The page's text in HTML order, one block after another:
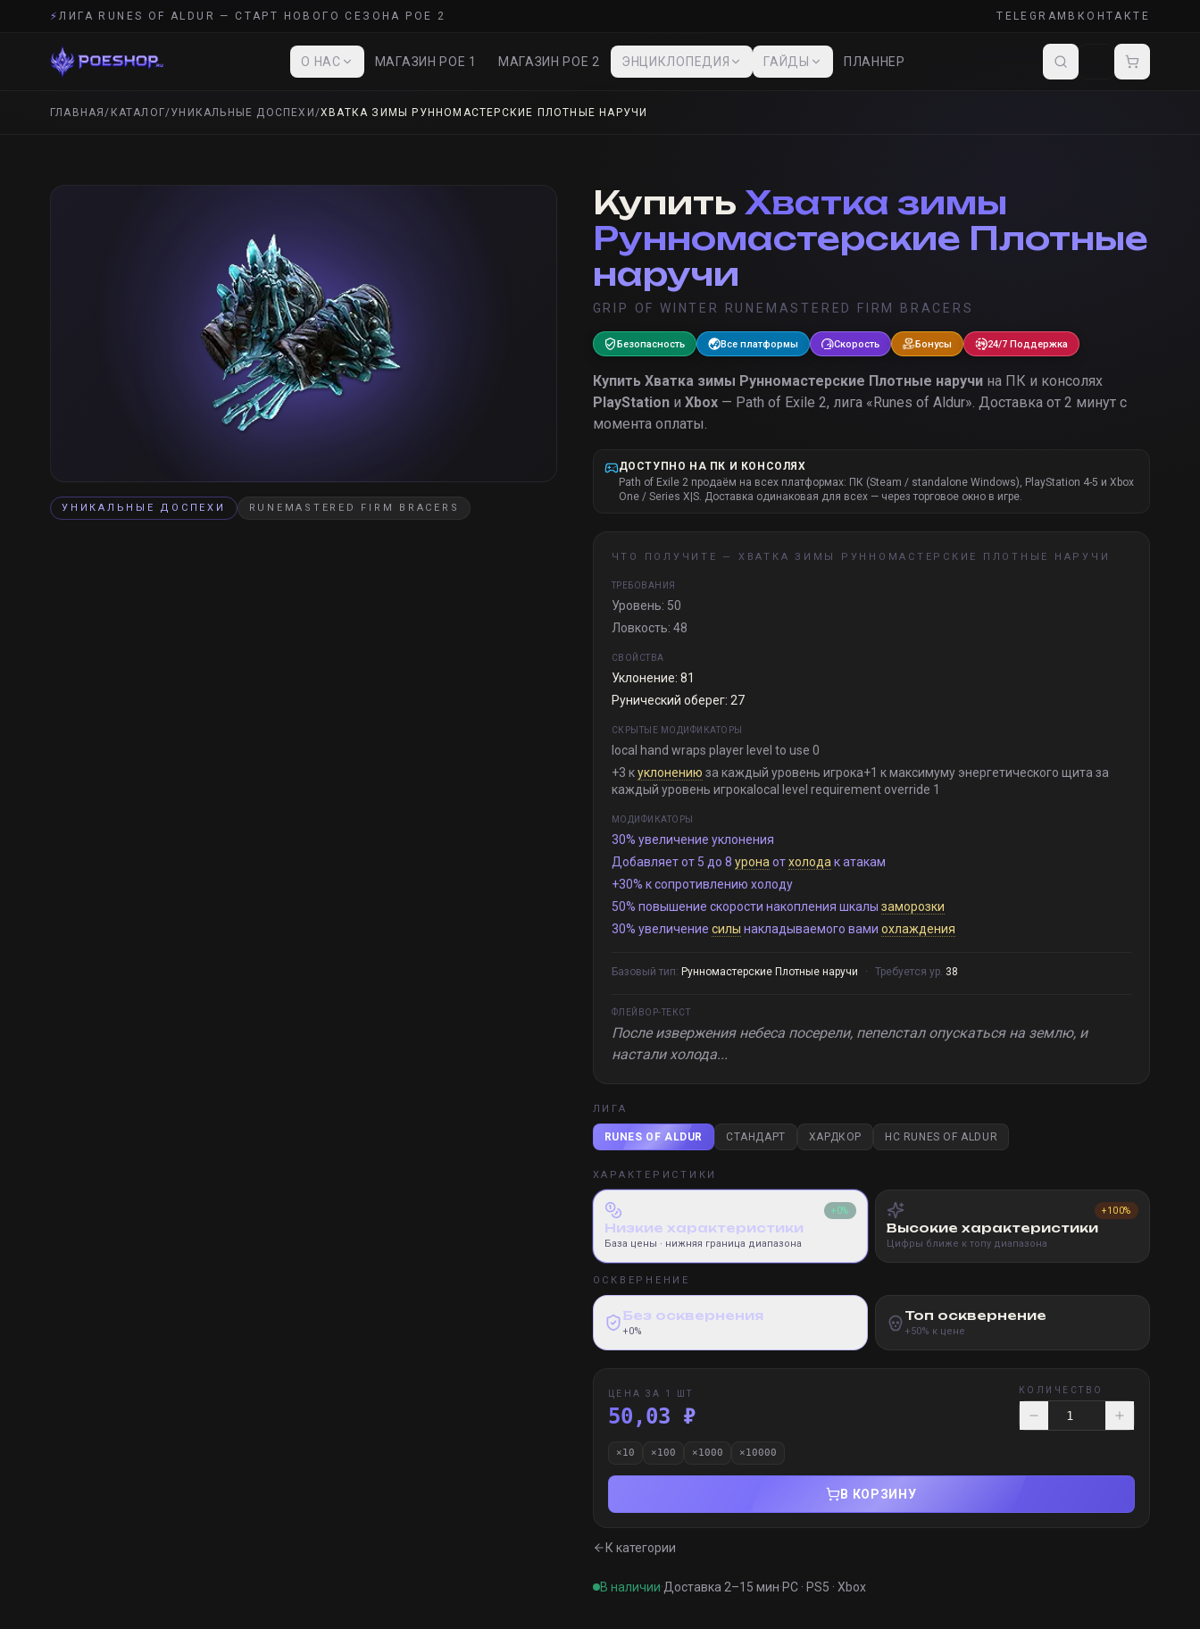
⚡ЛИГА RUNES OF ALDUR — СТАРТ НОВОГО СЕЗОНА POE 2 TELEGRAM ВКОНТАКТЕ
О НАС МАГАЗИН POE 1 МАГАЗИН POE 2 ЭНЦИКЛОПЕДИЯ ГАЙДЫ ПЛАННЕР
ГЛАВНАЯ/ КАТАЛОГ/УНИКАЛЬНЫЕ ДОСПЕХИ /ХВАТКА ЗИМЫ РУННОМАСТЕРСКИЕ ПЛОТНЫЕ НАРУЧИ
УНИКАЛЬНЫЕ ДОСПЕХИ RUNEMASTERED FIRM BRACERS
Купить Хватка зимы
Рунномастерские Плотные
наручи
GRIP OF WINTER RUNEMASTERED FIRM BRACERS
Безопасность Все платформы Скорость Бонусы 24/7 Поддержка
Купить Хватка зимы Рунномастерские Плотные наручи на ПК и консолях
PlayStationи Xbox— Path of Exile 2, лига «Runes of Aldur». Доставка от 2 минут с
момента оплаты.
ДОСТУПНО НА ПК И КОНСОЛЯХ
Path of Exile 2 продаём на всех платформах: ПК (Steam / standalone Windows), PlayStation 4-5 и Xbox
One / Series X|S. Доставка одинаковая для всех — через торговое окно в игре.
ЧТО ПОЛУЧИТЕ — ХВАТКА ЗИМЫ РУННОМАСТЕРСКИЕ ПЛОТНЫЕ НАРУЧИ
ТРЕБОВАНИЯ
Уровень: 50
Ловкость: 48
СВОЙСТВА
Уклонение: 81
Рунический оберег: 27
СКРЫТЫЕ МОДИФИКАТОРЫ
local hand wraps player level to use 0
+3 куклонению за каждый уровень игрока+1 к максимуму энергетического щита за
каждый уровень игрокаlocal level requirement override 1
МОДИФИКАТОРЫ
30% увеличение уклонения
Добавляет от 5 до 8 урона отхолода к атакам
+30% к сопротивлению холоду
50% повышение скорости накопления шкалы заморозки
30% увеличение силы накладываемого вами охлаждения
Базовый тип: Рунномастерские Плотные наручи · Требуется ур. 38
ФЛЕЙВОР-ТЕКСТ
После извержения небеса посерели, пепелстал опускаться на землю, и
настали холода...
ЛИГА
RUNES OF ALDUR СТАНДАРТ ХАРДКОР HC RUNES OF ALDUR
ХАРАКТЕРИСТИКИ
+0%
Низкие характеристики
База цены · нижняя граница диапазона
+100%
Высокие характеристики
Цифры ближе к топу диапазона
ОСКВЕРНЕНИЕ
Без осквернения
+0%
Топ осквернение
+50% к цене
ЦЕНА ЗА 1 ШТ
50,03 ₽
КОЛИЧЕСТВО
×10 ×100 ×1000 ×10000
В КОРЗИНУ
К категории
В наличии·Доставка 2–15 мин·PC · PS5 · Xbox